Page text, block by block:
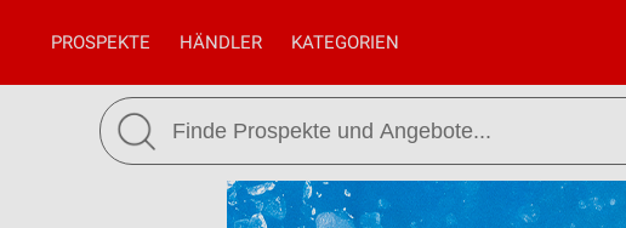
PROSPEKTE HÄNDLER KATEGORIEN